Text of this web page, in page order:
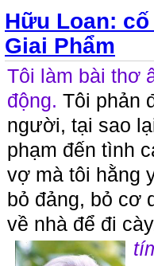
Hữu Loan:
Giai Phẩm
Tôi làm bài thơ
động. Tôi phản
người, tại sao
phạm đến tình
vợ mà tôi hằng
bỏ đảng, bỏ cơ
về nhà để đi